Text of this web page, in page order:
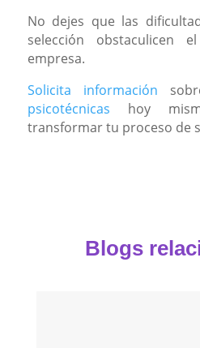
No dejes que las
selección obstaculicen
empresa.
Solicita información
psicotécnicas hoy
transformar tu proceso de
Blogs